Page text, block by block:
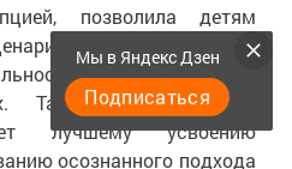
позволила детям
развития событий и
своего выбора в
Такой интерактивный
лучшему усвоению
осознанного подхода
Мы в Яндекс Дзен
Подписаться